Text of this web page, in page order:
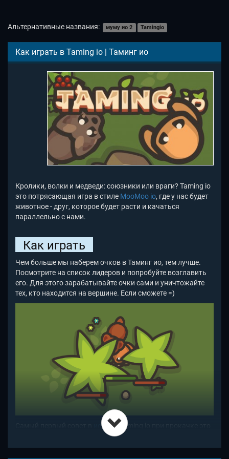
Альтернативные названия: муму ио 2 Tamingio
Как играть в Taming io | Таминг ио
Кролики, волки и медведи: союзники или враги? Taming io
это потрясающая игра в стиле MooMoo io, где у нас будет
животное - друг, которое будет расти и качаться
параллельно с нами.
Как играть
Чем больше мы наберем очков в Таминг ио, тем лучше.
Посмотрите на список лидеров и попробуйте возглавить
его. Для этого зарабатывайте очки сами и уничтожайте
тех, кто находится на вершине. Если сможете =)
ио игреTaming io
собирать ресурсы таким образом, чтобы за один удар
рубить двойное количество ресурсов и, соответственно,
опыта. Для этого найдите находящиеся рядом объекты.